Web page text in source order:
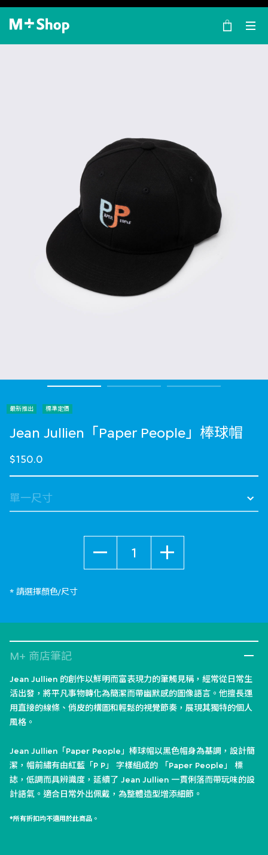
×
M+ Shop
最新推出 標準定價
Jean Jullien「Paper People」棒球帽
$150.0
* 請選擇顏色/尺寸
M+ 商店筆記
Jean Jullien 的創作以鮮明而富表現力的筆觸見稱，經常從日常生
活出發，將平凡事物轉化為簡潔而帶幽默感的圖像語言。他擅長運
用直接的線條、俏皮的構圖和輕鬆的視覺節奏，展現其獨特的個人
風格。
Jean Jullien「Paper People」棒球帽以黑色帽身為基調，設計簡
潔，帽前繡有由紅藍「P P」 字樣組成的 「Paper People」 標
誌，低調而具辨識度，延續了 Jean Jullien 一貫俐落而帶玩味的設
計語氣。適合日常外出佩戴，為整體造型增添細節。
*所有折扣均不適用於此商品。